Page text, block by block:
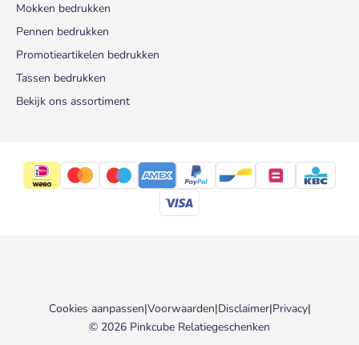
Mokken bedrukken
Pennen bedrukken
Promotieartikelen bedrukken
Tassen bedrukken
Bekijk ons assortiment
Cookies aanpassen|Voorwaarden|Disclaimer|Privacy|
© 2026 Pinkcube Relatiegeschenken